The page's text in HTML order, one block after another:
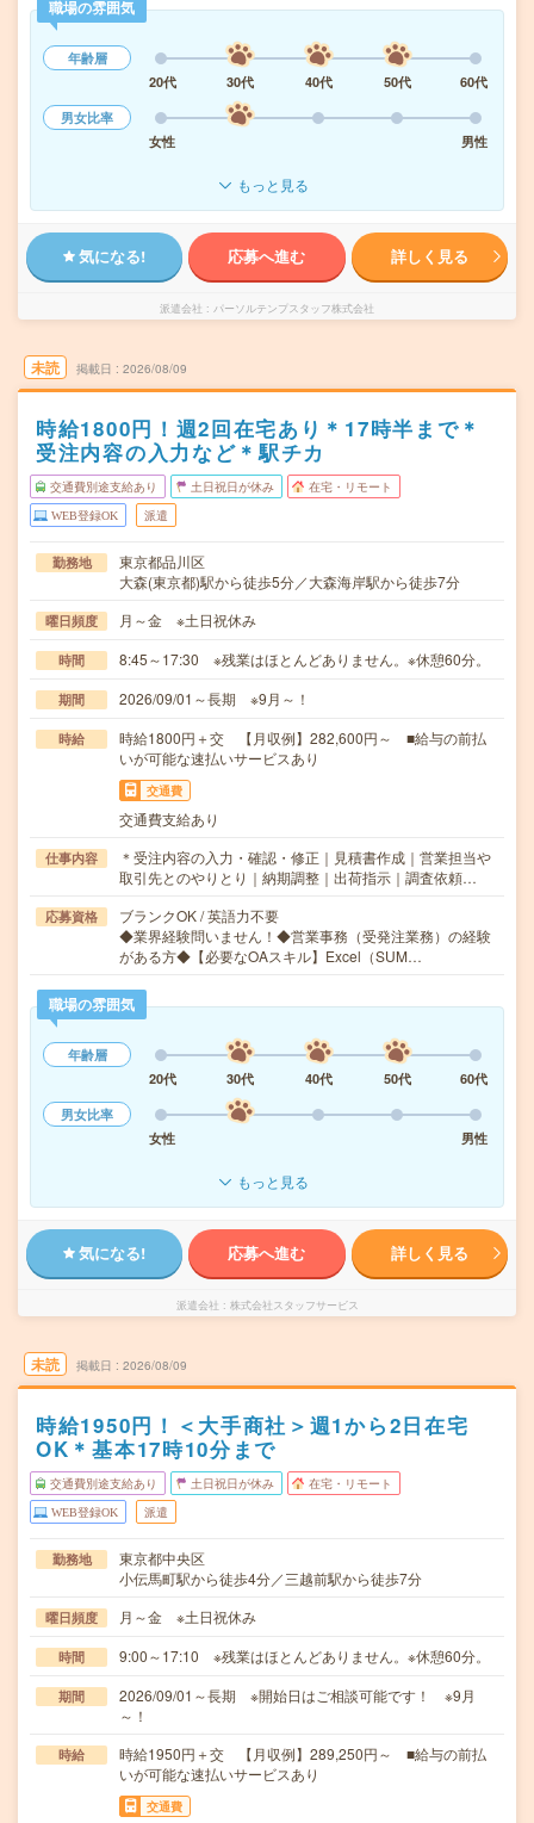
職場の雰囲気
年齢層
20代
30代 40代 50代
60代
男女比率
女性
男性
もっと見る
気になる! 応募へ進む 詳しく見る
派遣会社 パーソルテンプスタッフ株式会社
未読 掲載日 2026/08/09
時給1800円！週2回在宅あり＊17時半まで＊
受注内容の入力など＊駅チカ
交通費別途支給あり 土日祝日が休み 在宅・リモート
WEB登録OK 派遣
勤務地
東京都品川区
大森(東京都)駅から徒歩5分／大森海岸駅から徒歩7分
曜日頻度 月～金 ※土日祝休み
時間 8:45～17:30 ※残業はほとんどありません。※休憩60分。
期間 2026/09/01～長期 ※9月～！
時給
時給1800円＋交 【月収例】282,600円～ ■給与の前払
いが可能な速払いサービスあり
交通費
交通費支給あり
仕事内容
＊受注内容の入力・確認・修正｜見積書作成｜営業担当や
取引先とのやりとり｜納期調整｜出荷指示｜調査依頼…
応募資格
ブランクOK / 英語力不要
◆業界経験問いません！◆営業事務（受発注業務）の経験
がある方◆【必要なOAスキル】Excel（SUM…
職場の雰囲気
年齢層
20代
30代 40代 50代
60代
男女比率
女性
男性
もっと見る
気になる! 応募へ進む 詳しく見る
派遣会社 株式会社スタッフサービス
未読 掲載日 2026/08/09
時給1950円！＜大手商社＞週1から2日在宅
OK＊基本17時10分まで
交通費別途支給あり 土日祝日が休み 在宅・リモート
WEB登録OK 派遣
勤務地
東京都中央区
小伝馬町駅から徒歩4分／三越前駅から徒歩7分
曜日頻度 月～金 ※土日祝休み
時間 9:00～17:10 ※残業はほとんどありません。※休憩60分。
期間
2026/09/01～長期 ※開始日はご相談可能です！ ※9月
～！
時給
時給1950円＋交 【月収例】289,250円～ ■給与の前払
いが可能な速払いサービスあり
交通費